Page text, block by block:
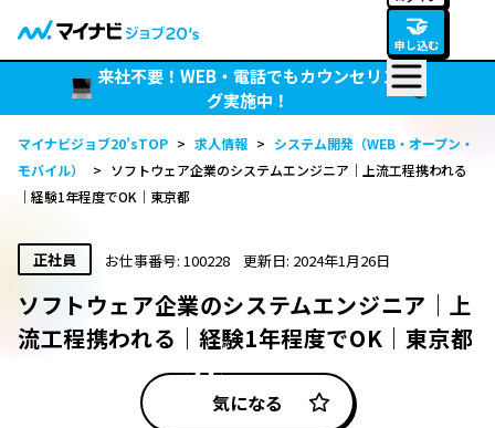
🤝
申し込む
来社不要！WEB・電話でもカウンセリン
グ実施中！
マイナビジョブ20’sTOP > 求人情報 > システム開発（WEB・オープン・
モバイル）
> ソフトウェア企業のシステムエンジニア｜上流工程携われる
｜経験1年程度でOK｜東京都
正社員 お仕事番号: 100228 更新日: 2024年1月26日
ソフトウェア企業のシステムエンジニア｜上
流工程携われる｜経験1年程度でOK｜東京都
気になる